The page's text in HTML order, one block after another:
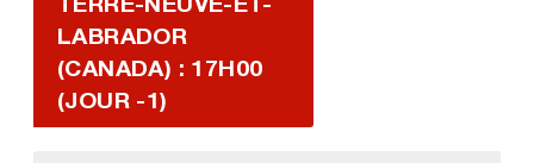
LABRADOR
(CANADA) : 17H00
(JOUR -1)